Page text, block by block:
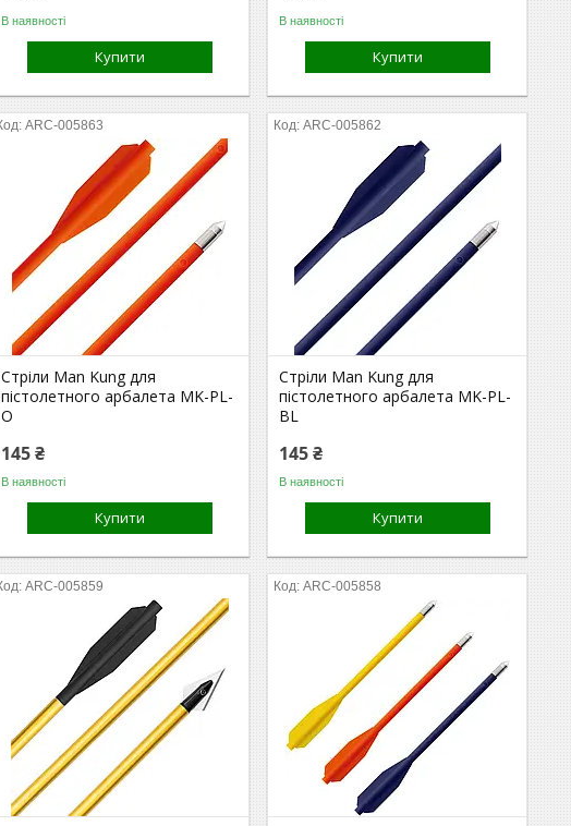
В наявності
Купити
В наявності
Купити
ARC-005863
Стріли Man Kung для
пістолетного арбалета MK-PL-
O
145 ₴
В наявності
Купити
ARC-005862
Стріли Man Kung для
пістолетного арбалета MK-PL-
BL
145 ₴
В наявності
Купити
ARC-005859 ARC-005858